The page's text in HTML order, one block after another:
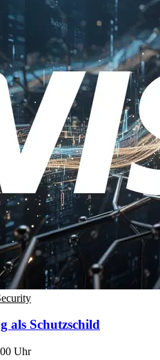
als Schutzschild
Uhr